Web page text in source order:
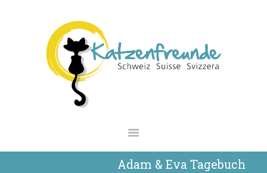
Adam & Eva Tagebuch
NEWS
VERMITTLUNG
INTERESSANTES
SHOP